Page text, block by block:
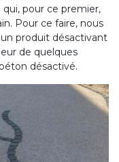
pour ce premier,
Pour ce faire, nous
produit désactivant
de quelques
désactivé.